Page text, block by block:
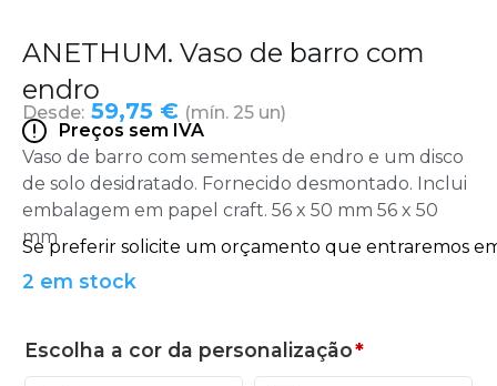
ANETHUM. Vaso de barro com
endro
Desde: 59,75 € (mín. 25 un)
Preços sem IVA
Vaso de barro com sementes de endro e um disco
de solo desidratado. Fornecido desmontado. Inclui
embalagem em papel craft. 56 x 50 mm 56 x 50
mm
2 em stock
Escolha a cor da personalização*